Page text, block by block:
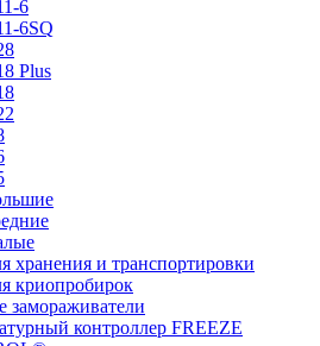
6
6SQ
Plus
хранения и транспортировки
криопробирок
контроллер FREEZE